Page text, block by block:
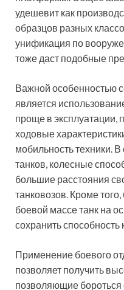
удешевит как
образцов разных
унификация по
тоже даст подобные
Важной особенностью
является
проще в эксплуатации,
ходовые
мобильность техники.
танков, колесные
большие расстояния
танковозов. Кроме
боевой массе танк на
сохранить способность
Применение боевого
позволяет получить
позволяющие